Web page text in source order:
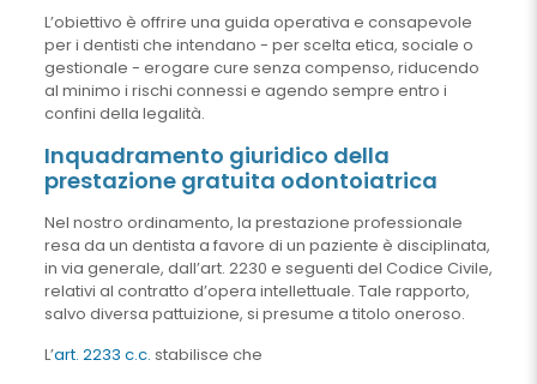
L’obiettivo è offrire una guida operativa e consapevole
per i dentisti che intendano - per scelta etica, sociale o
gestionale - erogare cure senza compenso, riducendo
al minimo i rischi connessi e agendo sempre entro i
confini della legalità.
Inquadramento giuridico della
prestazione gratuita odontoiatrica
Nel nostro ordinamento, la prestazione professionale
resa da un dentista a favore di un paziente è disciplinata,
in via generale, dall’art. 2230 e seguenti del Codice Civile,
relativi al contratto d’opera intellettuale. Tale rapporto,
salvo diversa pattuizione, si presume a titolo oneroso.
L’art. 2233 c.c. stabilisce che